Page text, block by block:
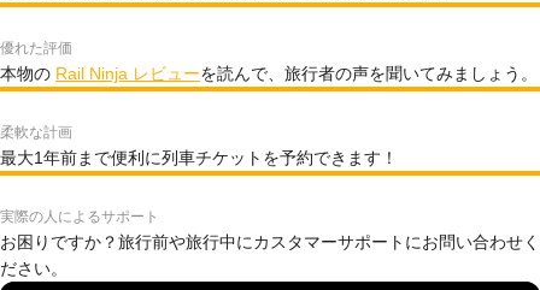
優れた評価
本物の Rail Ninja レビューを読んで、旅行者の声を聞いてみましょう。
柔軟な計画
最大1年前まで便利に列車チケットを予約できます！
実際の人によるサポート
お困りですか？旅行前や旅行中にカスタマーサポートにお問い合わせく
ださい。